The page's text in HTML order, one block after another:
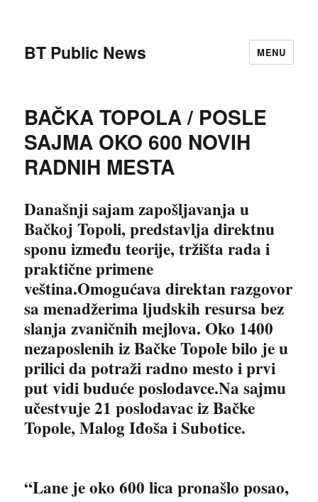
BT Public News MENU
BAČKA TOPOLA / POSLE
SAJMA OKO 600 NOVIH
RADNIH MESTA
Današnji sajam zapošljavanja u
Bačkoj Topoli, predstavlja direktnu
sponu između teorije, tržišta rada i
praktične primene
veština.Omogućava direktan razgovor
sa menadžerima ljudskih resursa bez
slanja zvaničnih mejlova. Oko 1400
nezaposlenih iz Bačke Topole bilo je u
prilici da potraži radno mesto i prvi
put vidi buduće poslodavce.Na sajmu
učestvuje21 poslodavaciz Bačke
Topole, Malog Iđoša i Subotice.
“Lane je oko 600 lica pronašlo posao,